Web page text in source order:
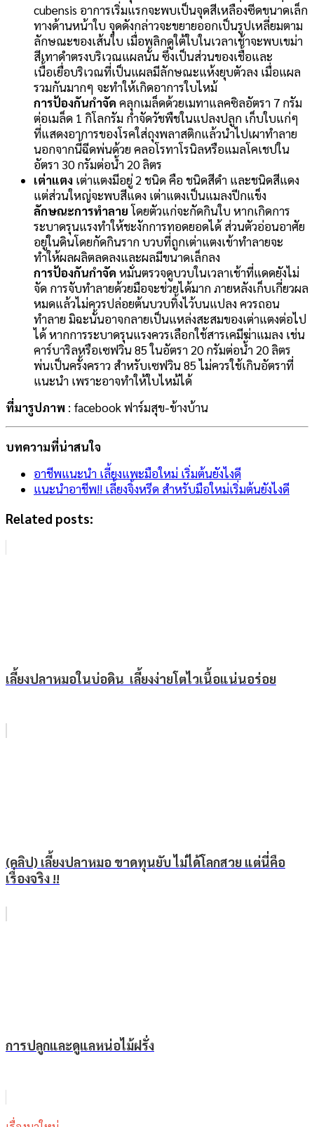
cubensis อาการเริ่มแรกจะพบเป็นจุดสีเหลืองซีดขนาดเล็ก
ทางด้านหน้าใบ จุดดังกล่าวจะขยายออกเป็นรูปเหลี่ยมตาม
ลักษณะของเส้นใบ เมื่อพลิกดูใต้ใบในเวลาเช้าจะพบเขม่า
สีเทาดำตรงบริเวณแผลนั้น ซึ่งเป็นส่วนของเชื้อและ
เนื้อเยื่อบริเวณที่เป็นแผลมีลักษณะแห้งยุบตัวลง เมื่อแผล
รวมกันมากๆ จะทำให้เกิดอาการใบไหม้
การป้องกันกำจัด คลุกเมล็ดด้วยเมทาแลคซิลอัตรา 7 กรัม
ต่อเมล็ด 1 กิโลกรัม กำจัดวัชพืชในแปลงปลูก เก็บใบแก่ๆ
ที่แสดงอาการของโรคใส่ถุงพลาสติกแล้วนำไปเผาทำลาย
นอกจากนี้ฉีดพ่นด้วย คลอโรทาโรนิลหรือแมลโคเชปใน
อัตรา 30 กรัมต่อน้ำ 20 ลิตร
เต่าแตง เต่าแตงมีอยู่ 2 ชนิด คือ ชนิดสีดำ และชนิดสีแดง
แต่ส่วนใหญ่จะพบสีแดง เต่าแตงเป็นแมลงปีกแข็ง
ลักษณะการทำลายโดยตัวแก่จะกัดกินใบ หากเกิดการ
ระบาดรุนแรงทำให้ชะงักการทอดยอดได้ ส่วนตัวอ่อนอาศัย
อยู่ในดินโดยกัดกินราก บวบที่ถูกเต่าแตงเข้าทำลายจะ
ทำให้ผลผลิตลดลงและผลมีขนาดเล็กลง
การป้องกันกำจัด หมั่นตรวจดูบวบในเวลาเช้าที่แดดยังไม่
จัด การจับทำลายด้วยมือจะช่วยได้มาก ภายหลังเก็บเกี่ยวผล
หมดแล้วไม่ควรปล่อยต้นบวบทิ้งไว้บนแปลง ควรถอน
ทำลาย มิฉะนั้นอาจกลายเป็นแหล่งสะสมของเต่าแตงต่อไป
ได้ หากการระบาดรุนแรงควรเลือกใช้สารเคมีฆ่าแมลง เช่น
คาร์บาริลหรือเซฟวิน 85 ในอัตรา 20 กรัมต่อน้ำ 20 ลิตร
พ่นเป็นครั้งคราว สำหรับเซฟวิน 85 ไม่ควรใช้เกินอัตราที่
แนะนำ เพราะอาจทำให้ใบไหม้ได้
ที่มารูปภาพ : facebook ฟาร์มสุข-ข้างบ้าน
บทความที่น่าสนใจ
อาชีพแนะนำ เลี้ยงแพะมือใหม่ เริ่มต้นยังไงดี
แนะนำอาชีพ!! เลี้ยงจิ้งหรีด สำหรับมือใหม่เริ่มต้นยังไงดี
Related posts:
เลี้ยงปลาหมอในบ่อดิน เลี้ยงง่ายโตไวเนื้อแน่นอร่อย
(คลิป) เลี้ยงปลาหมอ ขาดทุนยับ ไม่ได้โลกสวย แต่นี่คือ
เรื่องจริง !!
การปลูกและดูแลหน่อไม้ฝรั่ง